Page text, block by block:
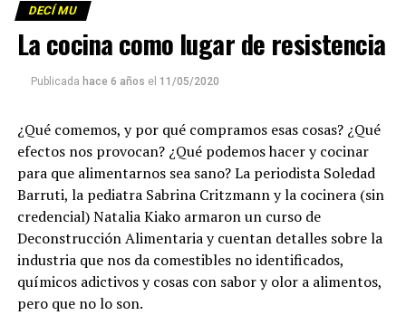
que mandar un mail a
emitir todos los programas de Decí MU
DECÍ MU
La cocina como lugar de resistencia
Publicada hace 6 años el 11/05/2020
¿Qué comemos, y por qué compramos esas cosas? ¿Qué
efectos nos provocan? ¿Qué podemos hacer y cocinar
para que alimentarnos sea sano? La periodista Soledad
Barruti, la pediatra Sabrina Critzmann y la cocinera (sin
credencial) Natalia Kiako armaron un curso de
Deconstrucción Alimentaria y cuentan detalles sobre la
industria que nos da comestibles no identificados,
químicos adictivos y cosas con sabor y olor a alimentos,
pero que no lo son.